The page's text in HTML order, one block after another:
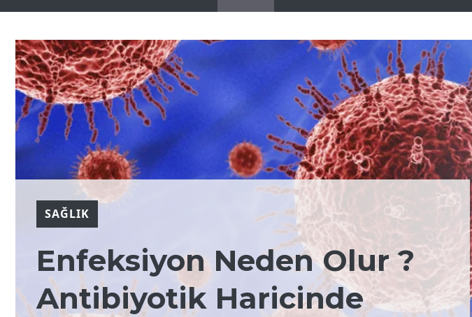
SAĞLIK
Enfeksiyon Neden Olur ?
Antibiyotik Haricinde